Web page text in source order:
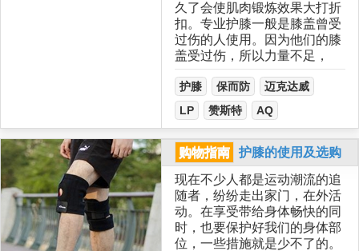
久了会使肌肉锻炼效果大打折
扣。专业护膝一般是膝盖曾受
过伤的人使用。因为他们的膝
盖受过伤，所以力量不足，
护膝 保而防
迈克达威
LP
赞斯特 AQ
购物指南
护膝的使用及选购
现在不少人都是运动潮流的追
随者，纷纷走出家门，在外活
动。在享受带给身体畅快的同
时，也要保护好我们的身体部
位，一些措施就是少不了的。